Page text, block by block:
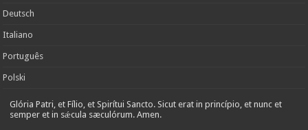
Deutsch
Italiano
Português
Polski
Glória Patri, et Fílio, et Spirítui Sancto. Sicut erat in princípio, et nunc et
semper et in sǽcula sæculórum. Amen.